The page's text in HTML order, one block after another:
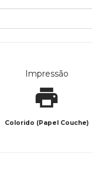
Impressão
Colorido (Papel Couche)